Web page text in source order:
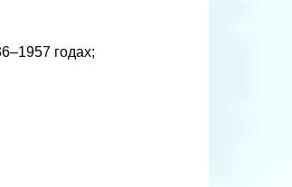
годах;